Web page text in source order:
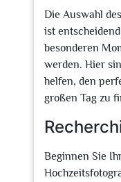
Die Auswahl
ist
besonderen
werden. Hier
helfen, den
großen Tag zu
Beginnen Sie